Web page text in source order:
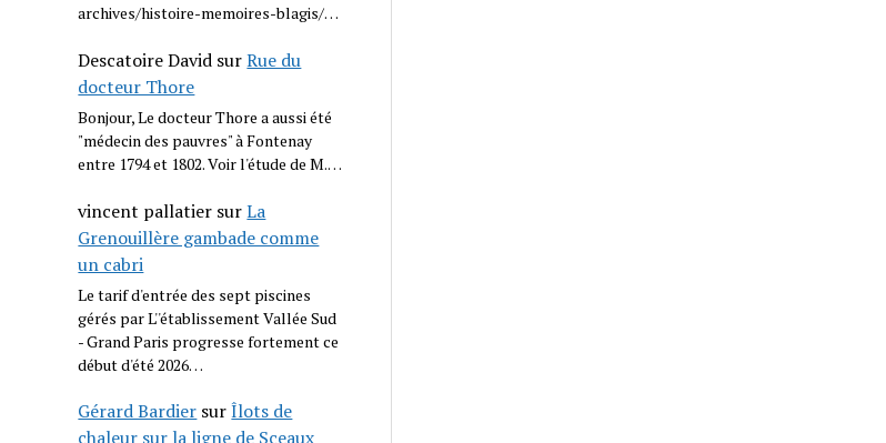
archives/histoire-memoires-blagis/…
Descatoire David surRue du
docteur Thore
Bonjour, Le docteur Thore a aussi été
"médecin des pauvres" à Fontenay
entre 1794 et 1802. Voir l'étude de M.…
vincent pallatier surLa
Grenouillère gambade comme
un cabri
Le tarif d'entrée des sept piscines
gérés par L''établissement Vallée Sud
- Grand Paris progresse fortement ce
début d'été 2026…
Gérard Bardier surÎlots de
chaleur sur la ligne de Sceaux